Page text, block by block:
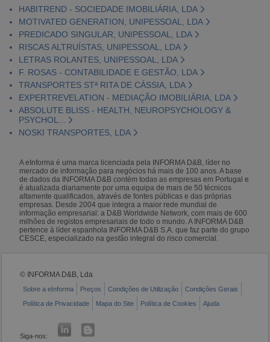
HABITREND - SOCIEDADE IMOBILIÁRIA, LDA
MOTIVATED GENERATION, UNIPESSOAL, LDA
PREDICADO SINGULAR, UNIPESSOAL, LDA
RISCAS ALTRUÍSTAS, UNIPESSOAL, LDA
LETRAS ROLANTES, UNIPESSOAL, LDA
F. ROSAS - CONTABILIDADE E GESTÃO, LDA
TRANSPORTES STª RITA DE CÁSSIA, LDA
EXPERTREVELATION - MEDIAÇÃO IMOBILIÁRIA, LDA
ABSOLUTE BLISS - HEALTH, NEUROPSYCHOLOGY &
PSYCHOL...
NOSKI TRANSPORTES, LDA
A eInforma é uma marca licenciada pela INFORMA D&B, líder no
mercado de informação para negócios há mais de 100 anos. A base
de dados da INFORMA D&B contém todas as empresas em Portugal e
é atualizada diariamente por uma equipa de mais de 50 técnicos
altamente qualificados, através de fontes públicas e das próprias
empresas. Desde 2004 que integra a maior rede mundial de
informação empresarial: a D&B Worldwide Network, com mais de 600
milhões de registos empresariais de todo o mundo. A INFORMA D&B
pertence à líder espanhola INFORMA D&B S.A. que faz parte do grupo
CESCE, especializado na gestão integral do risco comercial.
© INFORMA D&B, Lda
Sobre a eInforma Preços Condições de Utilização
Condições Gerais
Política de Privacidade
Mapa do Site Política de Cookies Ajuda
Siga-nos: